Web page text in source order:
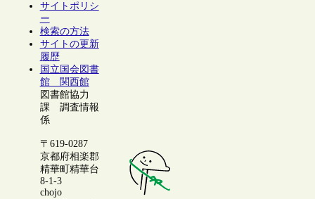
サイトポリシ
ー
検索の方法
サイトの更新
履歴
国立国会図書
館 関西館
図書館協力
課 調査情報
係
〒619-0287
京都府相楽郡
精華町精華台
8-1-3
chojo